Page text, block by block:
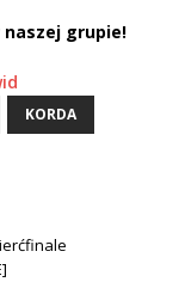
naszej grupie!
KORDA